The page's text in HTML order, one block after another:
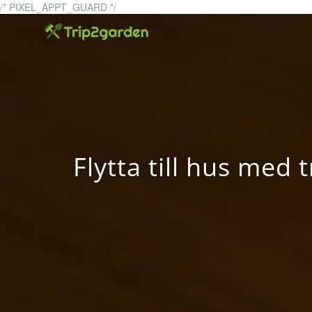
/* PIXEL_APPT_GUARD */Skip
content
Flytta till hus med